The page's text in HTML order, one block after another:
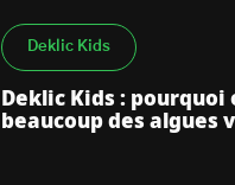
Deklic Kids
Deklic Kids : pourquoi
beaucoup des algues